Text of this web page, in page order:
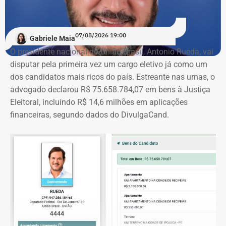
Gabriele Maia07/08/2026 19:00
O presidente nacional do União Brasil, Antonio Rueda, vai
disputar pela primeira vez um cargo eletivo já como um
dos candidatos mais ricos do país. Estreante nas urnas, o
advogado declarou R$ 75.658.784,07 em bens à Justiça
Eleitoral, incluindo R$ 14,6 milhões em aplicações
financeiras, segundo dados do DivulgaCand.